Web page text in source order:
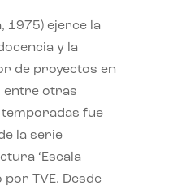
1975) ejerce la
y la
de proyectos en
entre otras
fue
la serie
‘Escala
por TVE. Desde